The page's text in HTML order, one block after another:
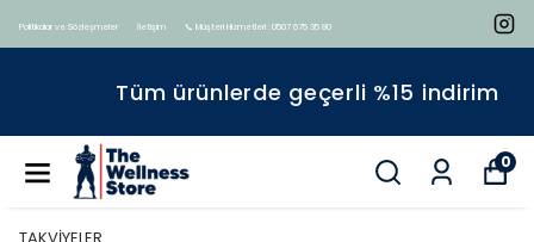
Politikalar ve Sözleşmeler İletişim 📞 Müşteri Hizmetleri : 0507 675 35 80
Tüm ürünlerde geçerli %15 indirim
0